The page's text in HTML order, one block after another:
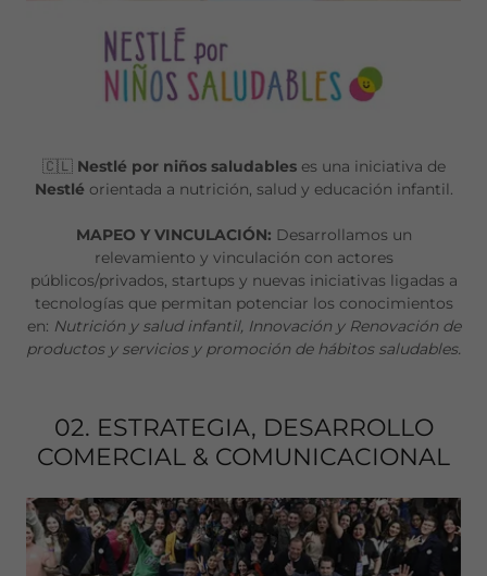
🇨🇱 Nestlé por niños saludables es una iniciativa de
Nestlé orientada a nutrición, salud y educación infantil.
MAPEO Y VINCULACIÓN: Desarrollamos un
relevamiento y vinculación con actores
públicos/privados, startups y nuevas iniciativas ligadas a
tecnologías que permitan potenciar los conocimientos
en: Nutrición y salud infantil, Innovación y Renovación de
productos y servicios y promoción de hábitos saludables.
02. ESTRATEGIA, DESARROLLO
COMERCIAL & COMUNICACIONAL